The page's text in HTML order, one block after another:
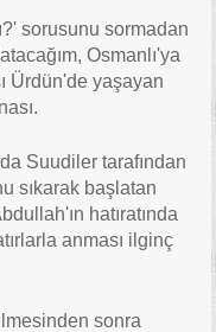
sorusunu sormadan
Osmanlı'ya
Ürdün'de yaşayan
Suudiler tarafından
sıkarak başlatan
hatıratında
anması ilginç
sonra